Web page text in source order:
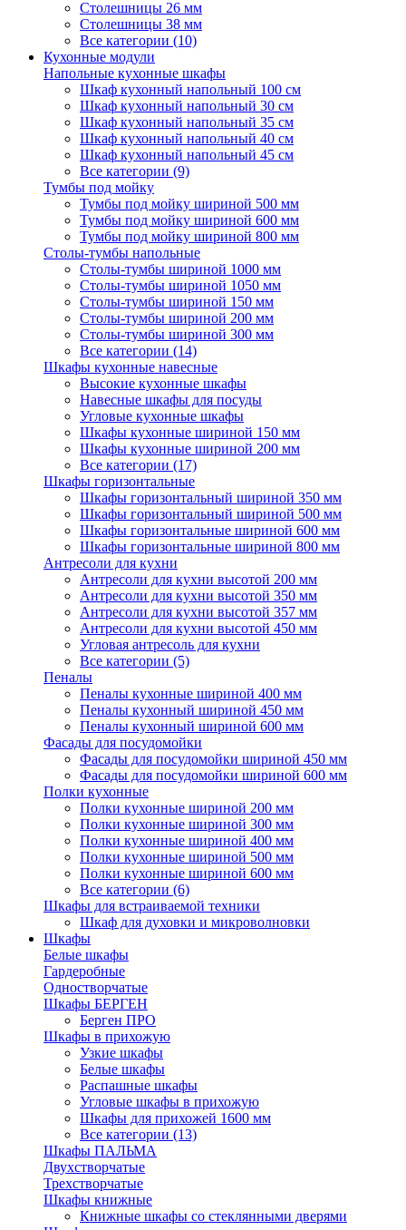
Столешницы 26 мм
Столешницы 38 мм
Все категории (10)
Кухонные модули
Напольные кухонные шкафы
Шкаф кухонный напольный 100 см
Шкаф кухонный напольный 30 см
Шкаф кухонный напольный 35 см
Шкаф кухонный напольный 40 см
Шкаф кухонный напольный 45 см
Все категории (9)
Тумбы под мойку
Тумбы под мойку шириной 500 мм
Тумбы под мойку шириной 600 мм
Тумбы под мойку шириной 800 мм
Столы-тумбы напольные
Столы-тумбы шириной 1000 мм
Столы-тумбы шириной 1050 мм
Столы-тумбы шириной 150 мм
Столы-тумбы шириной 200 мм
Столы-тумбы шириной 300 мм
Все категории (14)
Шкафы кухонные навесные
Высокие кухонные шкафы
Навесные шкафы для посуды
Угловые кухонные шкафы
Шкафы кухонные шириной 150 мм
Шкафы кухонные шириной 200 мм
Все категории (17)
Шкафы горизонтальные
Шкафы горизонтальный шириной 350 мм
Шкафы горизонтальный шириной 500 мм
Шкафы горизонтальные шириной 600 мм
Шкафы горизонтальные шириной 800 мм
Антресоли для кухни
Антресоли для кухни высотой 200 мм
Антресоли для кухни высотой 350 мм
Антресоли для кухни высотой 357 мм
Антресоли для кухни высотой 450 мм
Угловая антресоль для кухни
Все категории (5)
Пеналы
Пеналы кухонные шириной 400 мм
Пеналы кухонный шириной 450 мм
Пеналы кухонный шириной 600 мм
Фасады для посудомойки
Фасады для посудомойки шириной 450 мм
Фасады для посудомойки шириной 600 мм
Полки кухонные
Полки кухонные шириной 200 мм
Полки кухонные шириной 300 мм
Полки кухонные шириной 400 мм
Полки кухонные шириной 500 мм
Полки кухонные шириной 600 мм
Все категории (6)
Шкафы для встраиваемой техники
Шкаф для духовки и микроволновки
Шкафы
Белые шкафы
Гардеробные
Одностворчатые
Шкафы БЕРГЕН
Берген ПРО
Шкафы в прихожую
Узкие шкафы
Белые шкафы
Распашные шкафы
Угловые шкафы в прихожую
Шкафы для прихожей 1600 мм
Все категории (13)
Шкафы ПАЛЬМА
Двухстворчатые
Трехстворчатые
Шкафы книжные
Книжные шкафы со стеклянными дверями